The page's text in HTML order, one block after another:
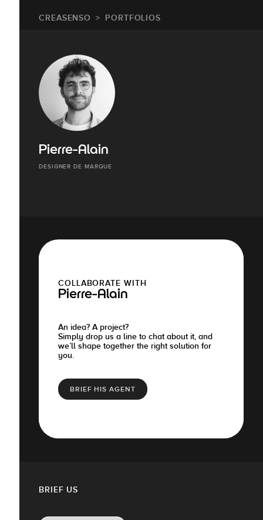
CREASENSO PORTFOLIOS
Pierre-Alain
DESIGNER DE MARQUE
COLLABORATE WITH
Pierre-Alain
An idea? A project?
Simply drop us a line to chat about it, and
we’ll shape together the right solution for
you.
BRIEF HIS AGENT
BRIEF US